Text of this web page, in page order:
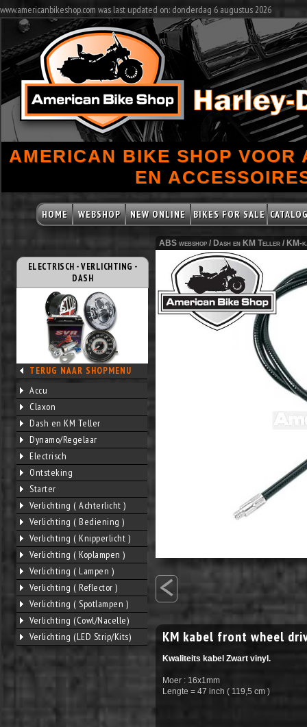
www.americanbikeshop.com was last updated on: donderdag 6 augustus 2026
AMERICAN BIKE SHOP VOOR
EN
HOME WEBSHOP NEW ONLINE BIKES FOR SALE
ELECTRISCH - VERLICHTING -
DASH
TERUG NAAR SHOPMENU
Accu
Claxon
Dash en KM Teller
Dynamo/Regelaar
Electrisch
Ontsteking
Starter
Verlichting ( Achterlicht )
Verlichting ( Bediening )
Verlichting ( Knipperlicht )
Verlichting ( Koplampen )
Verlichting ( Lampen )
Verlichting ( Reflector )
Verlichting ( Spotlampen )
Verlichting (Cowl/Nacelle)
Verlichting (LED Strip/Kits)
ABS webshop / Dash en KM Teller / KM-
<
KM kabel front wheel
Kwaliteits kabel Zwart vinyl.
Moer : 16x1mm
Lengte = 47 inch ( 119,5 cm )